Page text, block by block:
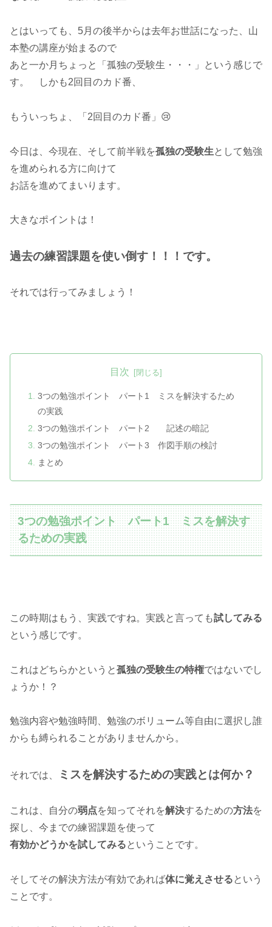
とはいっても、5月の後半からは去年お世話になった、山
本塾の講座が始まるので
あと一か月ちょっと「孤独の受験生・・・」という感じで
す。 しかも2回目のカド番、
もういっちょ、「2回目のカド番」😢
今日は、今現在、そして前半戦を孤独の受験生として勉強
を進められる方に向けて
お話を進めてまいります。
大きなポイントは！
過去の練習課題を使い倒す！！！です。
それでは行ってみましょう！
目次
3つの勉強ポイント パート1 ミスを解決するため
の実践
3つの勉強ポイント パート2 記述の暗記
3つの勉強ポイント パート3 作図手順の検討
まとめ
3つの勉強ポイント パート1 ミスを解決す
るための実践
この時期はもう、実践ですね。実践と言っても試してみる
という感じです。
これはどちらかというと孤独の受験生の特権ではないでし
ょうか！？
勉強内容や勉強時間、勉強のボリューム等自由に選択し誰
からも縛られることがありませんから。
それでは、 ミスを解決するための実践とは何か？
これは、自分の弱点を知ってそれを解決するための方法を
探し、今までの練習課題を使って
有効かどうかを試してみるということです。
そしてその解決方法が有効であれば体に覚えさせるという
ことです。